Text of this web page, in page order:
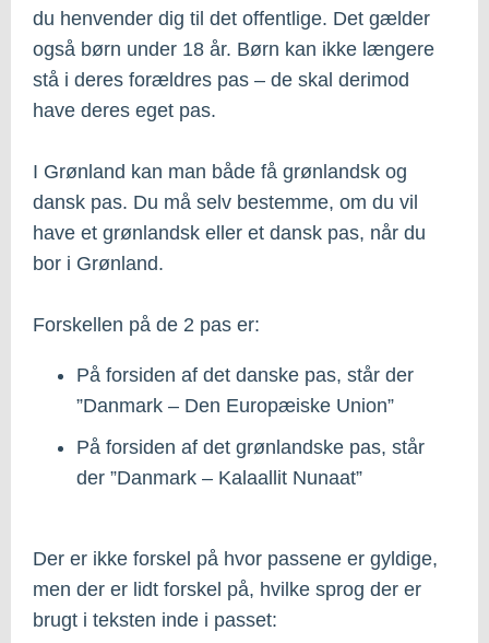
du henvender dig til det offentlige. Det gælder
også børn under 18 år. Børn kan ikke længere
stå i deres forældres pas – de skal derimod
have deres eget pas.
I Grønland kan man både få grønlandsk og
dansk pas. Du må selv bestemme, om du vil
have et grønlandsk eller et dansk pas, når du
bor i Grønland.
Forskellen på de 2 pas er:
På forsiden af det danske pas, står der
”Danmark – Den Europæiske Union”
På forsiden af det grønlandske pas, står
der ”Danmark – Kalaallit Nunaat”
Der er ikke forskel på hvor passene er gyldige,
men der er lidt forskel på, hvilke sprog der er
brugt i teksten inde i passet: